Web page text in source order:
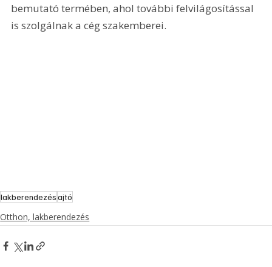
bemutató termében, ahol további felvilágosítással
is szolgálnak a cég szakemberei.
lakberendezésajtó
Otthon, lakberendezés